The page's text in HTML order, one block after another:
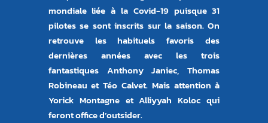
mondiale liée à la Covid-19 puisque 31
pilotes se sont inscrits sur la saison. On
retrouve les habituels favoris des
dernières années avec les trois
fantastiques Anthony Janiec, Thomas
Robineau et Téo Calvet. Mais attention à
Yorick Montagne et Alliyyah Koloc qui
feront office d’outsider.